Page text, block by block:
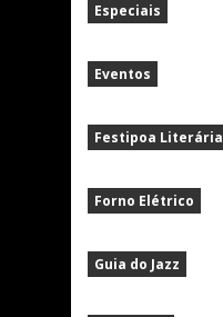
Especiais
Eventos
Festipoa Literária
Forno Elétrico
Guia do Jazz